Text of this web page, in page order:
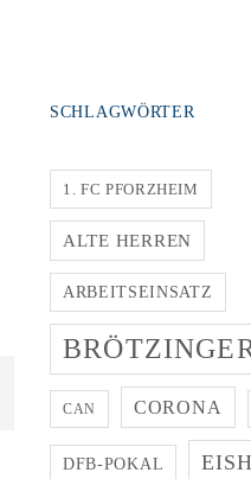
SCHLAGWÖRTER
1. FC PFORZHEIM
ALTE HERREN
ARBEITSEINSATZ
CAN CORONA
DFB-POKAL